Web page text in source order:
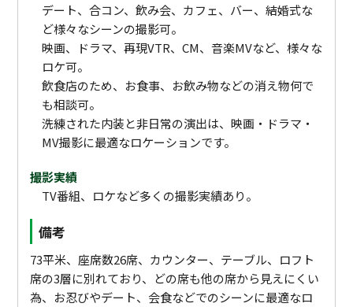
デート、合コン、飲み会、カフェ、バー、結婚式な
ど様々なシーンの撮影可。
映画、ドラマ、再現VTR、CM、音楽MVなど、様々な
ロケ可。
飲食店のため、お食事、お飲み物などの消え物何で
も相談可。
洗練された内装と非日常の演出は、映画・ドラマ・
MV撮影に最適なロケーションです。
撮影実績
TV番組、ロケなど多くの撮影実績あり。
備考
73平米、座席数26席、カウンター、テーブル、ロフト
席の3層に別れており、どの席も他の席から見えにくい
為、お忍びやデート、会食などでのシーンに最適なロ